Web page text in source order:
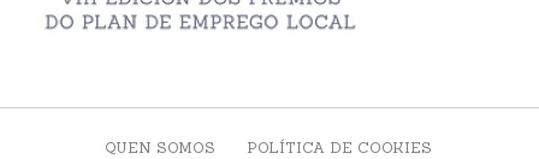
QUEN SOMOS
POLÍTICA DE COOKIES